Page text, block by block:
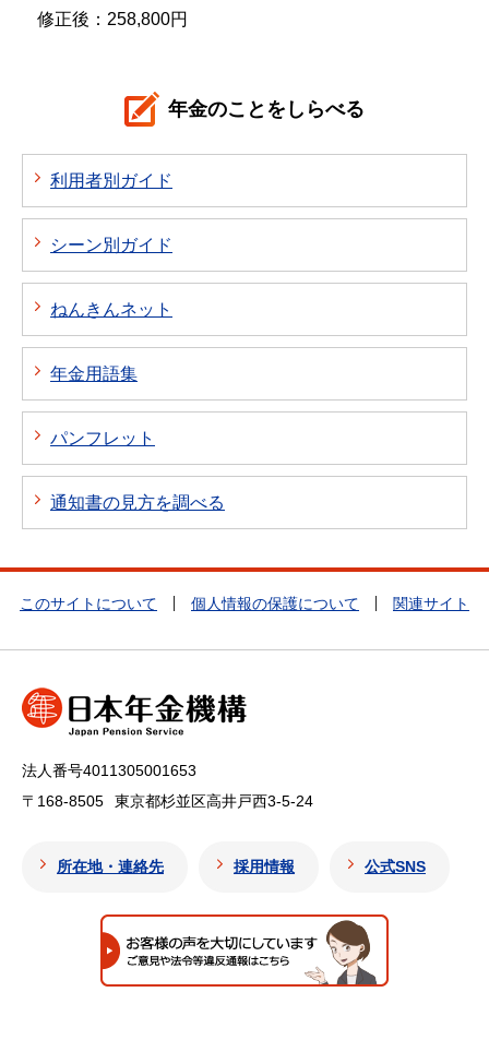
修正後：258,800円
年金のことをしらべる
利用者別ガイド
シーン別ガイド
ねんきんネット
年金用語集
パンフレット
通知書の見方を調べる
このサイトについて 個人情報の保護について 関連サイト
法人番号4011305001653
〒168-8505
東京都杉並区高井戸西3-5-24
所在地・連絡先 採用情報 公式SNS